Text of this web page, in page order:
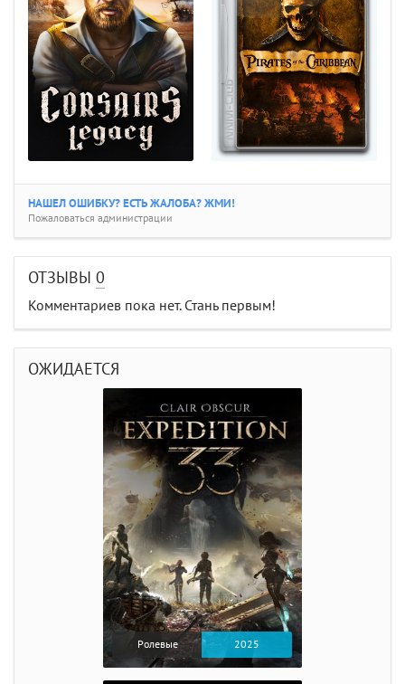
НАШЕЛ ОШИБКУ? ЕСТЬ ЖАЛОБА? ЖМИ!
Пожаловаться администрации
ОТЗЫВЫ 0
Комментариев пока нет. Стань первым!
ОЖИДАЕТСЯ
Ролевые 2025